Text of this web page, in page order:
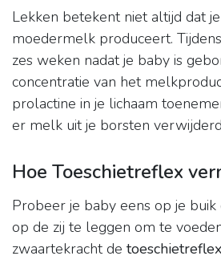
Lekken betekent niet altijd dat
moedermelk produceert.
zes weken nadat je baby is
concentratie van het
prolactine in je lichaam
er melk uit je borsten
Hoe Toeschietreflex
Probeer je baby eens op je
op de zij te leggen om te
zwaartekracht de toeschietreflex